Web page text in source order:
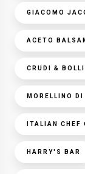
GIACOMO
ACETO
CRUDI &
MORELLINO
ITALIAN CHEF
HARRY'S BAR